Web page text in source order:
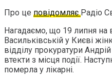
Про це повідомляєРадіо
Нагадаємо, що 19 липня на
Васильківській у Києві
відділу прокуратури
втекти з місця події.
померла у лікарні.